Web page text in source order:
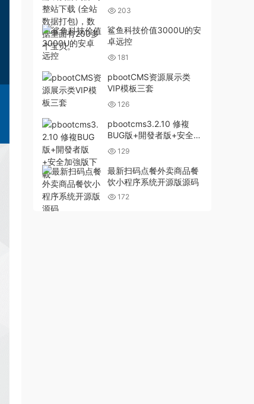
打包)，数据里面有200多
个宝贝。
203
鲨鱼科技价值3000U的安
卓远控
181
pbootCMS资源展示类
VIP模板三套
126
pbootcms3.2.10 修複
BUG版+開發者版+安全加
強版下載
129
最新扫码点餐外卖商品餐
饮小程序系统开源版源码
172